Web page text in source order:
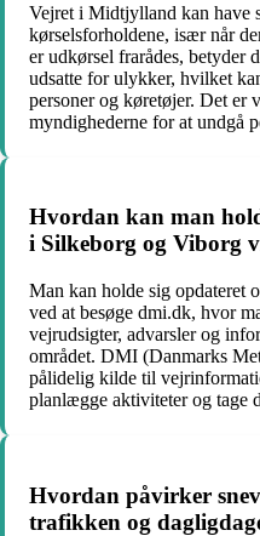
Vejret i Midtjylland kan have
kørselsforholdene, især når
er udkørsel frarådes, betyder
udsatte for ulykker, hvilket
personer og køretøjer. Det er
myndighederne for at undgå
Hvordan kan man
i Silkeborg og Viborg
Man kan holde sig opdateret
ved at besøge dmi.dk, hvor
vejrudsigter, advarsler og
området. DMI (Danmarks
pålidelig kilde til
planlægge aktiviteter og tage
Hvordan påvirker
trafikken og